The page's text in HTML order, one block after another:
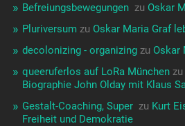
Befreiungsbewegungen ️‍ zu Oskar
Pluriversum zu Oskar Maria Graf
decolonizing - organizingzu Oskar
queeruferlos auf LoRa Münchenzu
Biographie John Olday mit Klaus
Gestalt-Coaching, Super ️‍ zu Kurt
Freiheit und Demokratie